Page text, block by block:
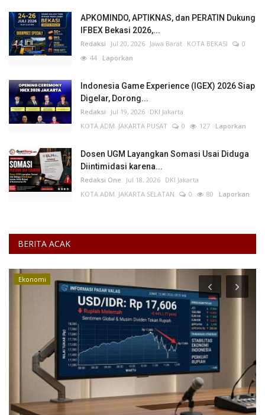
APKOMINDO, APTIKNAS, dan PERATIN Dukung
IFBEX Bekasi 2026,...
Redaksi Jul 20, 2026 Jawa Barat KOTA BEKASI
0
44 Laporkan
Indonesia Game Experience (IGEX) 2026 Siap
Digelar, Dorong...
Redaksi Jul 19, 2026 DKI Jakarta
KOTA ADM. JAKARTA PUSAT
0 127 Laporkan
Dosen UGM Layangkan Somasi Usai Diduga
Diintimidasi karena...
Redaksi One Jul 18, 2026 DKI Jakarta
KOTA ADM. JAKARTA SELATAN
0 80 Laporkan
BERITA ACAK
Ekonomi